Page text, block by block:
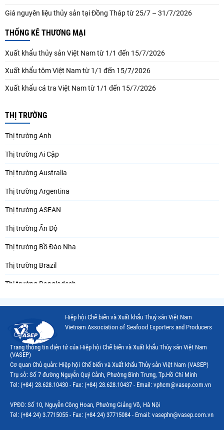
Giá nguyên liệu thủy sản tại Đồng Tháp từ 25/7 – 31/7/2026
THỐNG KÊ THƯƠNG MẠI
Xuất khẩu thủy sản Việt Nam từ 1/1 đến 15/7/2026
Xuất khẩu tôm Việt Nam từ 1/1 đến 15/7/2026
Xuất khẩu cá tra Việt Nam từ 1/1 đến 15/7/2026
THỊ TRƯỜNG
Thị trường Anh
Thị trường Ai Cập
Thị trường Australia
Thị trường Argentina
Thị trường ASEAN
Thị trường Ấn Độ
Thị trường Bồ Đào Nha
Thị trường Brazil
Thị trường Bangladesh
Thị trường Canada
Thị trường Ecuador
Thị trường EU
Thị trường Indonesia
Thị trường Mỹ
Hiệp hội Chế biến và Xuất khẩu Thuỷ sản Việt Nam
Vietnam Association of Seafood Exporters and Producers
Trang thông tin điện tử của Hiệp hội Chế biến và Xuất khẩu Thủy sản Việt Nam
(VASEP)
Cơ quan Chủ quản: Hiệp hội Chế biến và Xuất khẩu Thủy sản Việt Nam (VASEP)
Trụ sở: Số 7 đường Nguyễn Quý Cảnh, Phường Bình Trưng, Tp.Hồ Chí Minh
Tel: (+84) 28.628.10430 - Fax: (+84) 28.628.10437 - Email: vphcm@vasep.com.vn
VPĐD: Số 10, Nguyễn Công Hoan, Phường Giảng Võ, Hà Nội
Tel: (+84 24) 3.7715055 - Fax: (+84 24) 37715084 - Email: vasephn@vasep.com.vn